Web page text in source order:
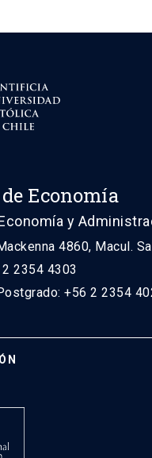
Economía
y
4860, Macul.
2354 4303
+56 2 2354